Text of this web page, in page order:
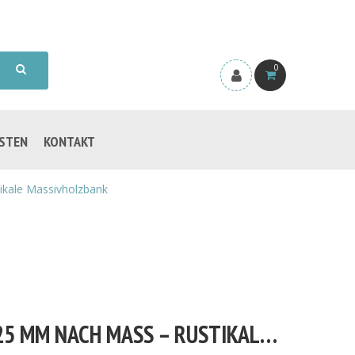
0
KONTAKT
Massivholzbank
EICHENBANK AUS ALTEICHE 25 MM NACH MASS – RUSTIKALE MASSIVHOLZBANK